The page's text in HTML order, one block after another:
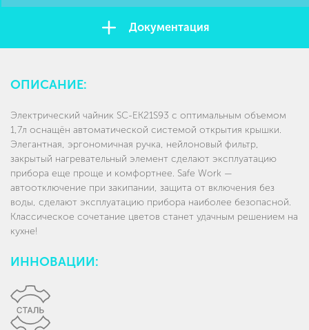
Документация
ОПИСАНИЕ:
Электрический чайник SC-EK21S93 с оптимальным объемом
1,7л оснащён автоматической системой открытия крышки.
Элегантная, эргономичная ручка, нейлоновый фильтр,
закрытый нагревательный элемент сделают эксплуатацию
прибора еще проще и комфортнее. Safe Work —
автоотключение при закипании, защита от включения без
воды, сделают эксплуатацию прибора наиболее безопасной.
Классическое сочетание цветов станет удачным решением на
кухне!
ИННОВАЦИИ: